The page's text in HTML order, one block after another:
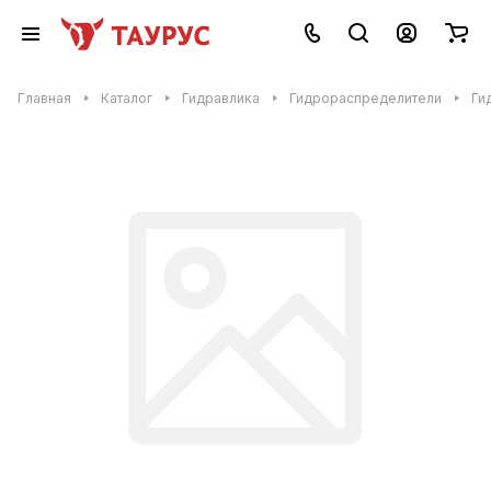
Главная Каталог Гидравлика Гидрораспределители